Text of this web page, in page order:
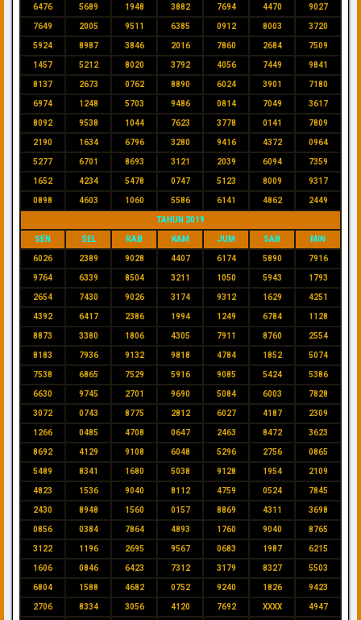
6476 5689 1948 3882 7694 4470 9027
7649 2005 9511 6385 0912 8003 3720
5924 8987 3846 2016 7860 2684 7509
1457 5212 8020 3792 4056 7449 9841
8137 2673 0762 8890 6024 3901 7180
6974 1248 5703 9486 0814 7049 3617
8092 9538 1044 7623 3778 0141 7809
2190 1634 6796 3280 9416 4372 0964
5277 6701 8693 3121 2039 6094 7359
1652 4234 5478 0747 5123 8009 9317
0898 4603 1060 5586 6141 4862 2449
TAHUN 2019
SEN SEL RAB KAM JUM SAB MIN
6026 2389 9028 4407 6174 5890 7916
9764 6339 8504 3211 1050 5943 1793
2654 7430 9026 3174 9312 1629 4251
4392 6417 2386 1994 1249 6784 1128
8873 3380 1806 4305 7911 8760 2554
8183 7936 9132 9818 4784 1852 5074
7538 6865 7529 5916 9085 5424 5386
6630 9745 2701 9690 5084 6003 7828
3072 0743 8775 2812 6027 4187 2309
1266 0485 4708 0647 2463 8472 3623
8692 4129 9108 6048 5296 2756 0865
5489 8341 1680 5038 9128 1954 2109
4823 1536 9040 8112 4759 0524 7845
2430 8948 1560 0157 8869 4311 3698
0856 0384 7864 4893 1760 9040 8765
3122 1196 2695 9567 0683 1987 6215
1606 0846 6423 7312 3179 8327 5503
6804 1588 4682 0752 9240 1826 9423
2706 8334 3056 4120 7692 XXXX 4947